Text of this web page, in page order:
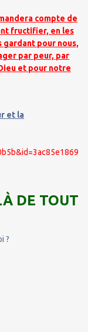
compte de
fructifier, en les
pour nous,
par peur, par
et pour notre
et la
DE TOUT
?